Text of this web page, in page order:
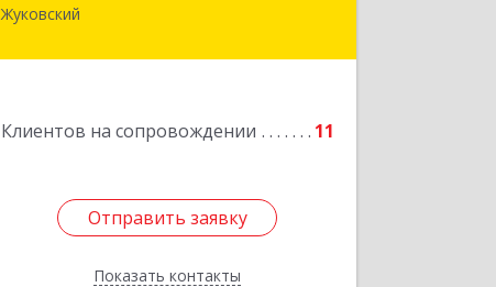
Жуковский
Клиентов на сопровождении 11
Отправить заявку
Показать контакты
140180, Московская обл, Жуковский г,
Отправить заявку
Назад